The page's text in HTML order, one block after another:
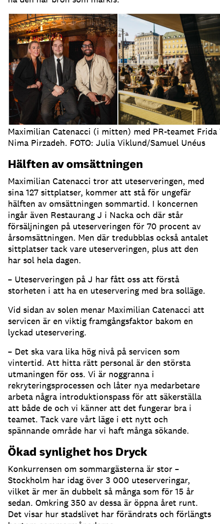
Maximilian Catenacci (i mitten) med PR-teamet Frida
Nima Pirzadeh. FOTO: Julia Viklund/Samuel Unéus
Hälften av omsättningen
Maximilian Catenacci tror att uteserveringen, med
sina 127 sittplatser, kommer att stå för ungefär
hälften av omsättningen sommartid. I koncernen
ingår även Restaurang J i Nacka och där står
försäljningen på uteserveringen för 70 procent av
årsomsättningen. Men där tredubblas också antalet
sittplatser tack vare uteserveringen, plus att den
har sol hela dagen.
– Uteserveringen på J har fått oss att förstå
storheten i att ha en uteservering med bra solläge.
Vid sidan av solen menar Maximilian Catenacci att
servicen är en viktig framgångsfaktor bakom en
lyckad uteservering.
– Det ska vara lika hög nivå på servicen som
vintertid. Att hitta rätt personal är den största
utmaningen för oss. Vi är noggranna i
rekryteringsprocessen och låter nya medarbetare
arbeta några introduktionspass för att säkerställa
att både de och vi känner att det fungerar bra i
teamet. Tack vare vårt läge i ett nytt och
spännande område har vi haft många sökande.
Ökad synlighet hos Dryck
Konkurrensen om sommargästerna är stor –
Stockholm har idag över 3 000 uteserveringar,
vilket är mer än dubbelt så många som för 15 år
sedan. Omkring 350 av dessa är öppna året runt.
Det visar hur stadslivet har förändrats och förlängts